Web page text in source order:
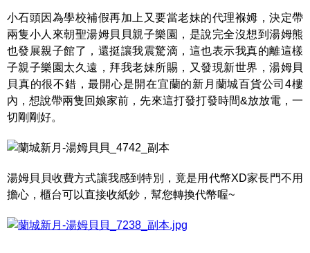
小石頭因為學校補假再加上又要當老妹的代理褓姆，決定帶
兩隻小人來朝聖湯姆貝貝親子樂園，是說完全沒想到湯姆熊
也發展親子館了，還挺讓我震驚滴，這也表示我真的離這樣
子親子樂園太久遠，拜我老妹所賜，又發現新世界，湯姆貝
貝真的很不錯，最開心是開在宜蘭的新月蘭城百貨公司4樓
內，想說帶兩隻回娘家前，先來這打發打發時間&放放電，一
切剛剛好。
湯姆貝貝收費方式讓我感到特別，竟是用代幣XD家長門不用
擔心，櫃台可以直接收紙鈔，幫您轉換代幣喔~